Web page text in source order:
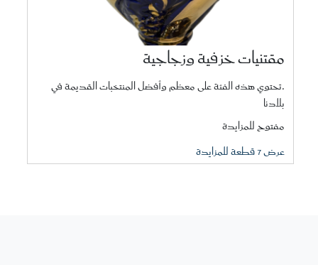
مقتنيات خزفية وزجاجية
.تحتوي هذه الفئة على معظم وأفضل المنتخبات القديمة في
بلادنا
مفتوح للمزايدة
عرض 7 قطعة للمزايدة